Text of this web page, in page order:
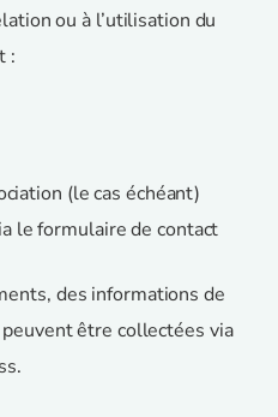
ou à l’utilisation du
:
(le cas échéant)
le formulaire de contact
des informations de
être collectées via